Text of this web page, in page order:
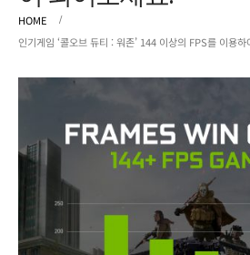
HOME
인기게임 ‘콜오브 듀티 : 워존’ 144 이상의 FPS를 이용